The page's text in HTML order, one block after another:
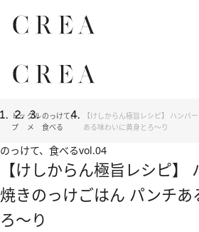
トッ
プ
グル
メ
のっけて、
食べる
【けしからん極旨レシピ】 ハンバ
ある味わいに黄身とろ～り
のっけて、食べるvol.04
【けしからん極旨レシピ】
焼きのっけごはん パンチあ
ろ～り